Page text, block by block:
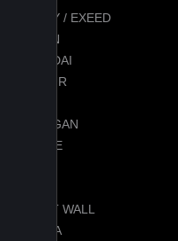
CHERY / EXEED
RAVON
HYUNDAI
JETOUR
CHANGAN
DODGE
GREAT WALL
HONDA